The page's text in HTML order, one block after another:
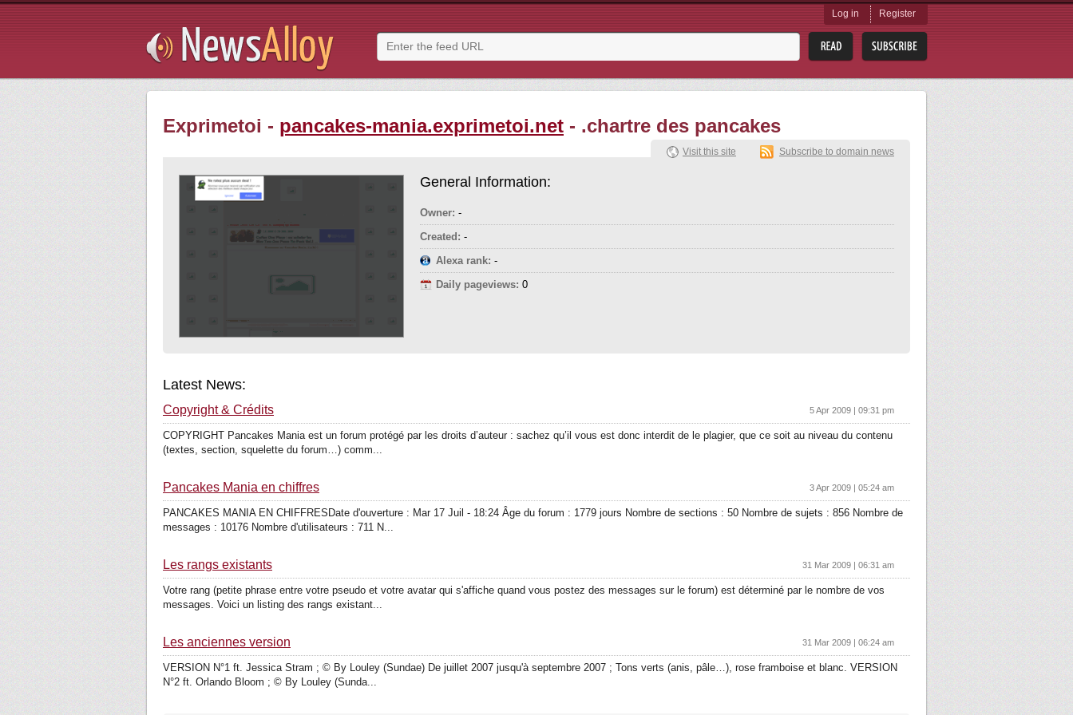
Log in Register
Exprimetoi - pancakes-mania.exprimetoi.net - .chartre des pancakes
General Information:
Owner: -
Created: -
Alexa rank: -
Daily pageviews: 0
Visit this site Subscribe to domain news
Latest News:
Copyright & Crédits 5 Apr 2009 | 09:31 pm
COPYRIGHT Pancakes Mania est un forum protégé par les droits d’auteur : sachez qu’il vous est donc interdit de le plagier, que ce soit au niveau du contenu
(textes, section, squelette du forum…) comm...
Pancakes Mania en chiffres 3 Apr 2009 | 05:24 am
PANCAKES MANIA EN CHIFFRESDate d'ouverture : Mar 17 Juil - 18:24 Âge du forum : 1779 jours Nombre de sections : 50 Nombre de sujets : 856 Nombre de
messages : 10176 Nombre d'utilisateurs : 711 N...
Les rangs existants 31 Mar 2009 | 06:31 am
Votre rang (petite phrase entre votre pseudo et votre avatar qui s'affiche quand vous postez des messages sur le forum) est déterminé par le nombre de vos
messages. Voici un listing des rangs existant...
Les anciennes version 31 Mar 2009 | 06:24 am
VERSION N°1 ft. Jessica Stram ; © By Louley (Sundae) De juillet 2007 jusqu'à septembre 2007 ; Tons verts (anis, pâle…), rose framboise et blanc. VERSION
N°2 ft. Orlando Bloom ; © By Louley (Sunda...